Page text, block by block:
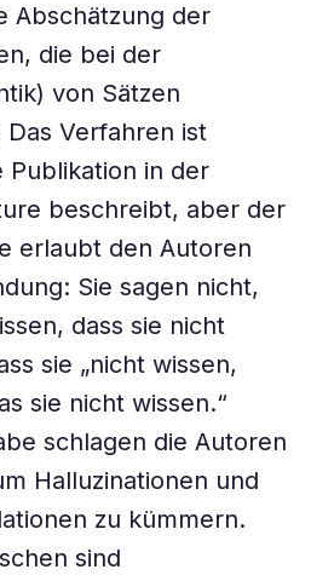
Abschätzung der
die bei der
von Sätzen
Verfahren ist
Publikation in der
beschreibt, aber der
erlaubt den Autoren
Sie sagen nicht,
dass sie nicht
sie „nicht wissen,
sie nicht wissen.“
schlagen die Autoren
Halluzinationen und
zu kümmern.
sind